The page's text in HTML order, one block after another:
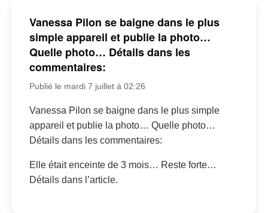
Vanessa Pilon se baigne dans le plus
simple appareil et publie la photo…
Quelle photo… Détails dans les
commentaires:
Publié le mardi 7 juillet à 02:26
Vanessa Pilon se baigne dans le plus simple
appareil et publie la photo… Quelle photo…
Détails dans les commentaires:
Elle était enceinte de 3 mois… Reste forte…
Détails dans l’article.